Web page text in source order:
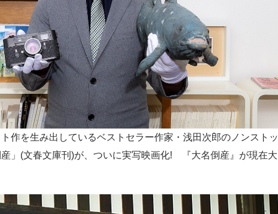
作を生み出しているベストセラー作家・浅田次郎のノンストッ
」(文春文庫刊)が、ついに実写映画化! 『大名倒産』が現在大